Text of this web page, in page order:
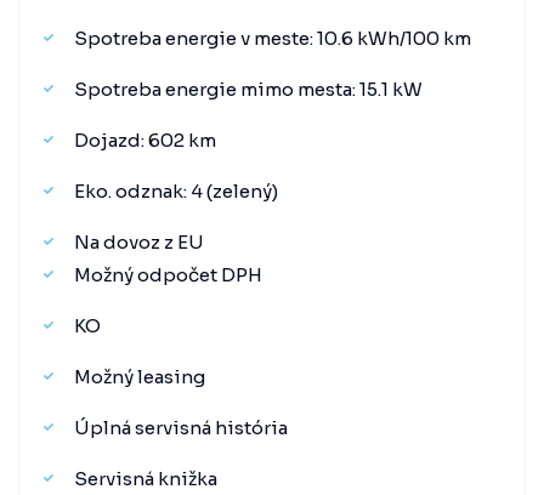
Spotreba energie v meste: 10.6 kWh/100 km
Spotreba energie mimo mesta: 15.1 kW
Dojazd: 602 km
Eko. odznak: 4 (zelený)
Na dovoz z EU
Možný odpočet DPH
KO
Možný leasing
Úplná servisná história
Servisná knižka